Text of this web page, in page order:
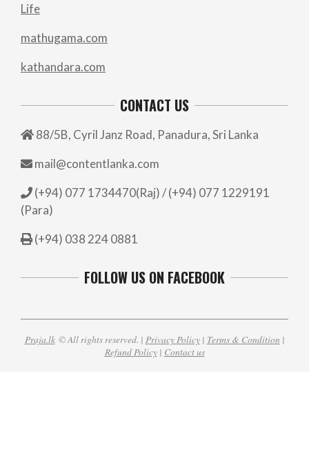
Life
mathugama.com
kathandara.com
CONTACT US
88/5B, Cyril Janz Road, Panadura, Sri Lanka
mail@contentlanka.com
(+94) 077 1734470(Raj) / (+94) 077 1229191
(Para)
(+94) 038 224 0881
FOLLOW US ON FACEBOOK
Praja.lk© All rights reserved. | Privacy Policy| Terms & Condition |
Refund Policy| Contact us